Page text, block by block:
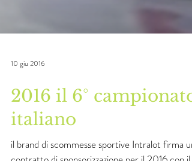
10 giu 2016
2016 il 6° campionato